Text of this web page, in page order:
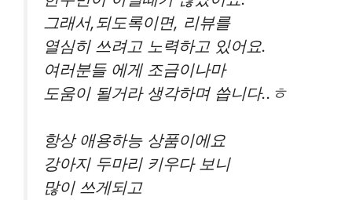
그래서,되도록이면, 리뷰를
열심히 쓰려고 노력하고 있어요.
여러분들 에게 조금이나마
도움이 될거라 생각하며 씁니다..ㅎ
항상 애용하능 상품이에요
강아지 두마리 키우다 보니
많이 쓰게되고